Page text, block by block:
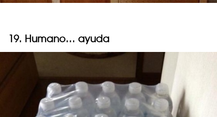
19. Humano… ayuda